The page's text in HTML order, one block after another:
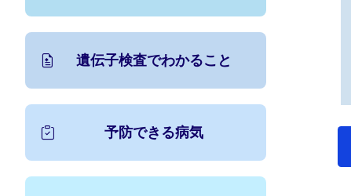
遺伝子検査でわかること
予防できる病気